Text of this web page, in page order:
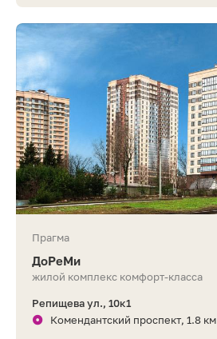
Прагма
ДоРеМи
жилой комплекс комфорт-класса
Репищева ул., 10к1
Комендантский проспект, 1.8 км